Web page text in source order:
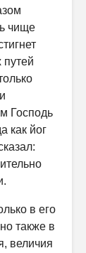
чище
путей
Господь
как йог
в его
также в
величия